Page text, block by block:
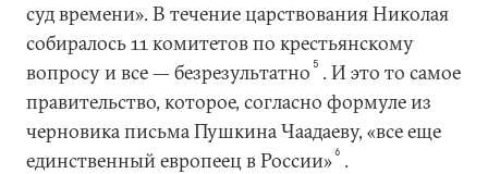
суд времени». В течение царствования Николая
собиралось 11 комитетов по крестьянскому
вопросу и все — безрезультатно 5 . И это то самое
правительство, которое, согласно формуле из
черновика письма Пушкина Чаадаеву, «все еще
единственный европеец в России»6 .